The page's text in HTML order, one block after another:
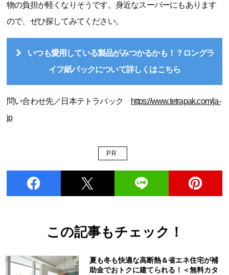
物の負担が軽くなりそうです。身近なスーパーにもあります
ので、ぜひ探してみてください。
いつも愛用している製品がみつかるかも！？ロングラ
イフ紙パックについて詳しくはこちら
問い合わせ先／日本テトラパック
https://www.tetrapak.com/ja-
jp
PR
この記事もチェック！
夏も冬も快適な高断熱＆省エネ住宅が補
助金でおトクに建てられる！＜無料カタ